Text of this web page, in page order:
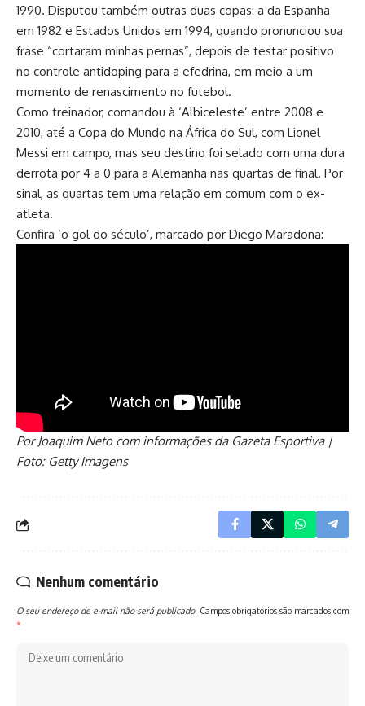
1990. Disputou também outras duas copas: a da Espanha
em 1982 e Estados Unidos em 1994, quando pronunciou sua
frase “cortaram minhas pernas”, depois de testar positivo
no controle antidoping para a efedrina, em meio a um
momento de renascimento no futebol.
Como treinador, comandou à ‘Albiceleste’ entre 2008 e
2010, até a Copa do Mundo na África do Sul, com Lionel
Messi em campo, mas seu destino foi selado com uma dura
derrota por 4 a 0 para a Alemanha nas quartas de final. Por
sinal, as quartas tem uma relação em comum com o ex-
atleta.
Confira ‘o gol do século’, marcado por Diego Maradona:
Por Joaquim Neto com informações da Gazeta Esportiva |
Foto: Getty Imagens
Nenhum comentário
O seu endereço de e-mail não será publicado. Campos obrigatórios são marcados com
*